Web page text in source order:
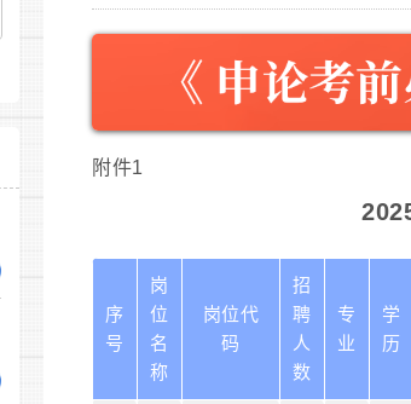
附件1
序
号
岗
位
名
称
岗位代
码
招
聘
人
数
专
业
学
历